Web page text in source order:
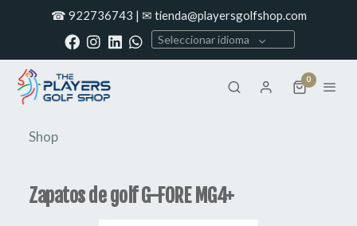
☎ 922736743 | ✉ tienda@playersgolfshop.com
Seleccionar idioma
0
Shop
Zapatos de golf G-FORE MG4+